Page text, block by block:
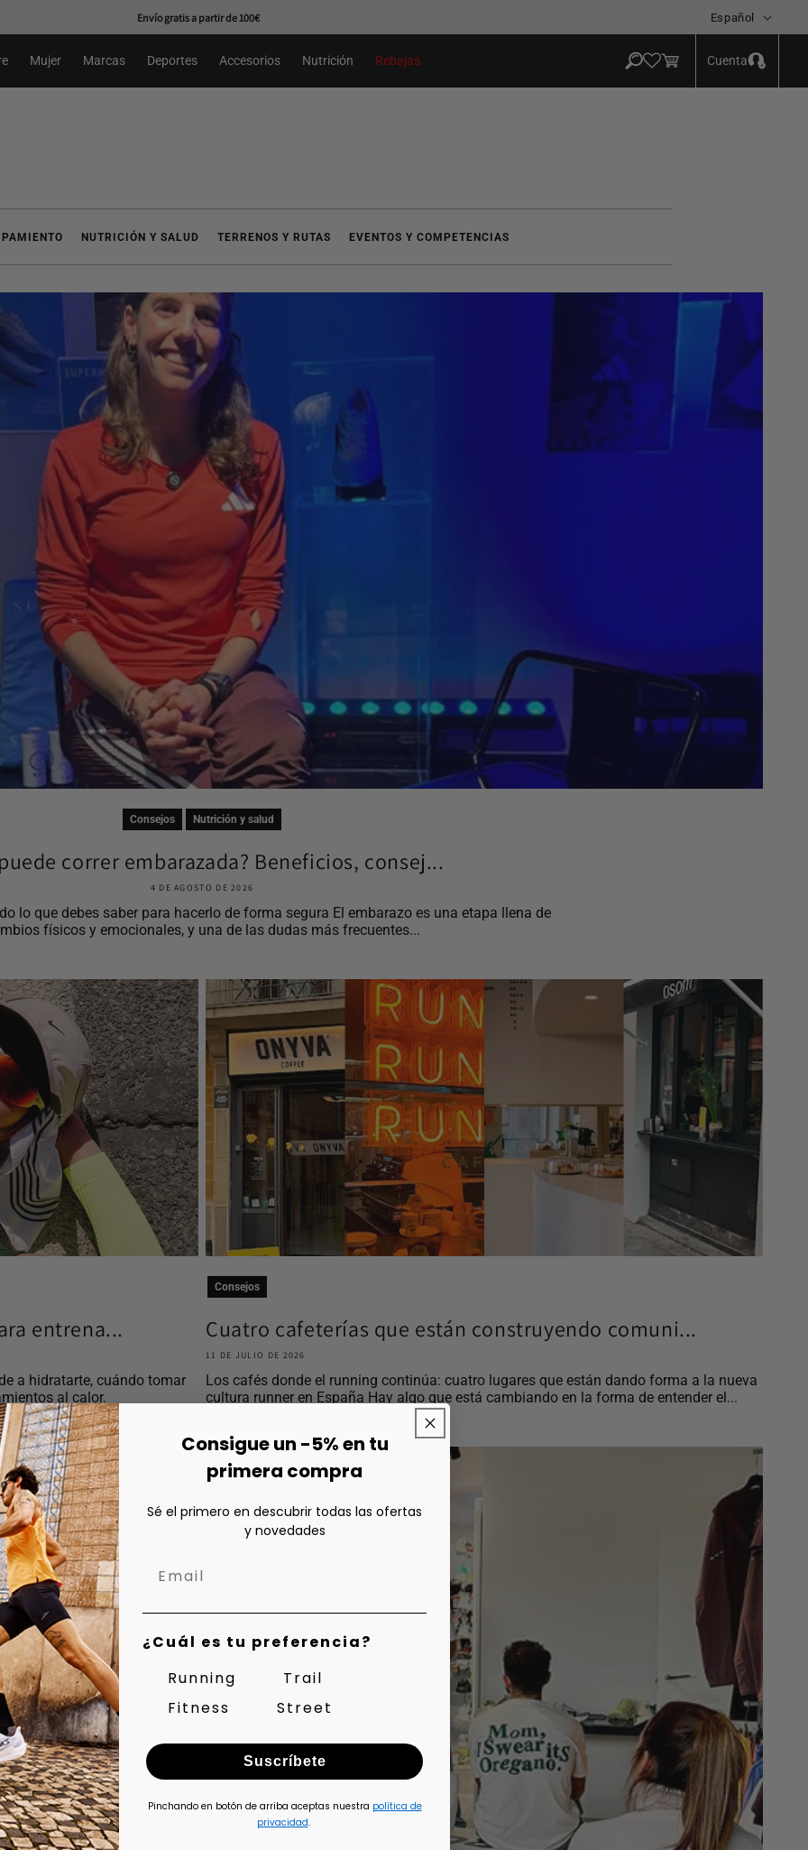
Primer cambio gratuíto* Español
Mujer Marcas Deportes Accesorios Nutrición Rebajas Carrito Cuenta
Iniciar
sesión
NUTRICIÓN Y SALUD TERRENOS Y RUTAS EVENTOS Y COMPETENCIAS
Consejos Nutrición y salud
correr embarazada? Beneficios, consej...
4 DE AGOSTO DE 2026
lo que debes saber para hacerlo de forma segura El embarazo es una etapa llena de
físicos y emocionales, y una de las dudas más frecuentes...
entrena...
a hidratarte, cuándo tomar
al calor.
Consejos
Cuatro cafeterías que están construyendo comuni...
11 DE JULIO DE 2026
Los cafés donde el running continúa: cuatro lugares que están dando forma a la nueva
cultura runner en España Hay algo que está cambiando en la forma de entender el...
Consigue un -5% en tu
primera compra
Sé el primero en descubrir todas las ofertas
y novedades
¿Cuál es tu preferencia?
Running
Trail
Fitness
Street
Suscríbete
Pinchando en botón de arriba aceptas nuestra política de
privacidad.